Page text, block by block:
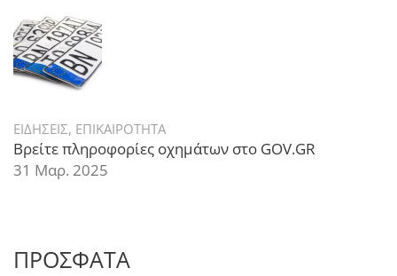
ΕΙΔΗΣΕΙΣ, ΕΠΙΚΑΙΡΟΤΗΤΑ
Βρείτε πληροφορίες οχημάτων στο GOV.GR
31 Μαρ. 2025
ΠΡΟΣΦΑΤΑ